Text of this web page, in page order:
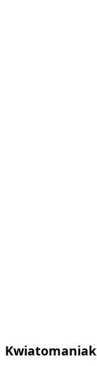
Kwiatomaniak